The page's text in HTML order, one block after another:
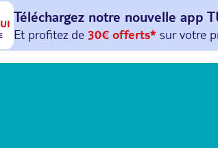
Téléchargez notre nouvelle app
Et profitez de 30€ offerts*sur votre
avec le code : HAPPYAPP